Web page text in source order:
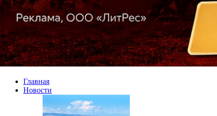
Главная
Новости